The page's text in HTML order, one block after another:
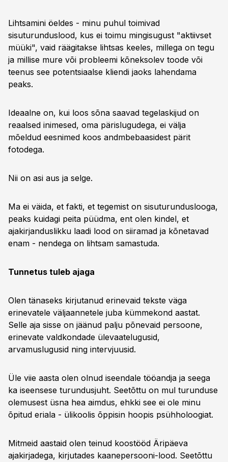
Lihtsamini öeldes - minu puhul toimivad
sisuturunduslood, kus ei toimu mingisugust "aktiivset
müüki", vaid räägitakse lihtsas keeles, millega on tegu
ja millise mure või probleemi kõneksolev toode või
teenus see potentsiaalse kliendi jaoks lahendama
peaks.
Ideaalne on, kui loos sõna saavad tegelaskijud on
reaalsed inimesed, oma pärislugudega, ei välja
mõeldud eesnimed koos andmbebaasidest pärit
fotodega.
Nii on asi aus ja selge.
Ma ei väida, et fakti, et tegemist on sisuturunduslooga,
peaks kuidagi peita püüdma, ent olen kindel, et
ajakirjanduslikku laadi lood on siiramad ja kõnetavad
enam - nendega on lihtsam samastuda.
Tunnetus tuleb ajaga
Olen tänaseks kirjutanud erinevaid tekste väga
erinevatele väljaannetele juba kümmekond aastat.
Selle aja sisse on jäänud palju põnevaid persoone,
erinevate valdkondade ülevaatelugusid,
arvamuslugusid ning intervjuusid.
Üle viie aasta olen olnud iseendale tööandja ja seega
ka iseensese turundusjuht. Seetõttu on mul turunduse
olemusest üsna hea aimdus, ehkki see ei ole minu
õpitud eriala - ülikoolis õppisin hoopis psühholoogiat.
Mitmeid aastaid olen teinud koostööd Äripäeva
ajakirjadega, kirjutades kaanepersooni-lood. Seetõttu